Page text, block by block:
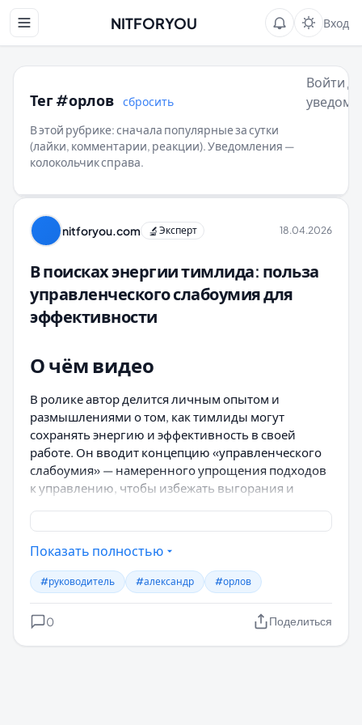
NITFORYOU Вход
Тег #орлов
сбросить
В этой рубрике: сначала популярные за сутки
(лайки, комментарии, реакции). Уведомления —
колокольчик справа.
Войти
nitforyou.com 🔬 Эксперт 18.04.2026
В поисках энергии тимлида: польза
управленческого слабоумия для
эффективности
О чём видео
В ролике автор делится личным опытом и
размышлениями о том, как тимлиды могут
сохранять энергию и эффективность в своей
работе. Он вводит концепцию «управленческого
слабоумия» — намеренного упрощения подходов
к управлению, чтобы избежать выгорания и
Ключевые идеи
Управленческое слалоумие— это не про
снижение интеллекта, а про отказ от излишней
сложности в процессах и коммуникациях. Автор
предлагает сознательно «отключать» часть
аналитического мышления, чтобы не
Показать полностью
#руководитель #александр #орлов
0 Поделиться